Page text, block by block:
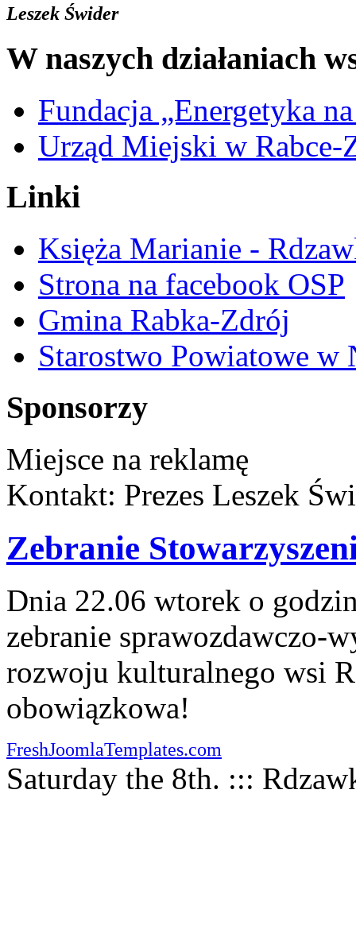
Leszek Świder
W naszych działaniach
Fundacja „Energetyka
Urząd Miejski w Rabce-
Linki
Księża Marianie -
Strona na facebook OSP
Gmina Rabka-Zdrój
Starostwo Powiatowe w
Sponsorzy
Miejsce na reklamę
Kontakt: Prezes Leszek
Zebranie
Dnia 22.06 wtorek o
zebranie sprawozdawczo-
rozwoju kulturalnego wsi
obowiązkowa!
FreshJoomlaTemplates.com
Saturday the 8th. :::